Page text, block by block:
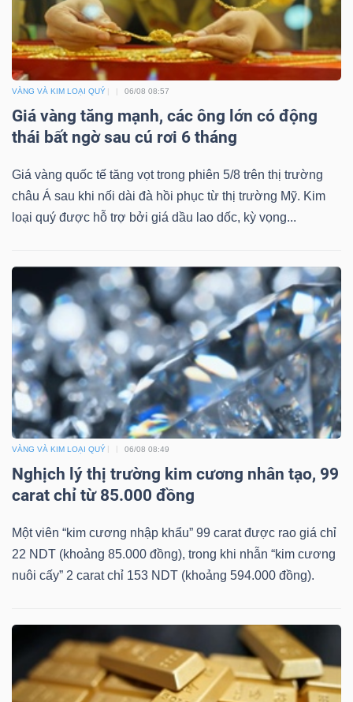
VÀNG VÀ KIM LOẠI QUÝ 06/08 08:57
Giá vàng tăng mạnh, các ông lớn có động
thái bất ngờ sau cú rơi 6 tháng
Giá vàng quốc tế tăng vọt trong phiên 5/8 trên thị trường
châu Á sau khi nối dài đà hồi phục từ thị trường Mỹ. Kim
loại quý được hỗ trợ bởi giá dầu lao dốc, kỳ vọng...
VÀNG VÀ KIM LOẠI QUÝ 06/08 08:49
Nghịch lý thị trường kim cương nhân tạo, 99
carat chỉ từ 85.000 đồng
Một viên “kim cương nhập khẩu” 99 carat được rao giá chỉ
22 NDT (khoảng 85.000 đồng), trong khi nhẫn “kim cương
nuôi cấy” 2 carat chỉ 153 NDT (khoảng 594.000 đồng).
Công
cụ
đầu
tài
chính
Dữ
liệu
tài
chính